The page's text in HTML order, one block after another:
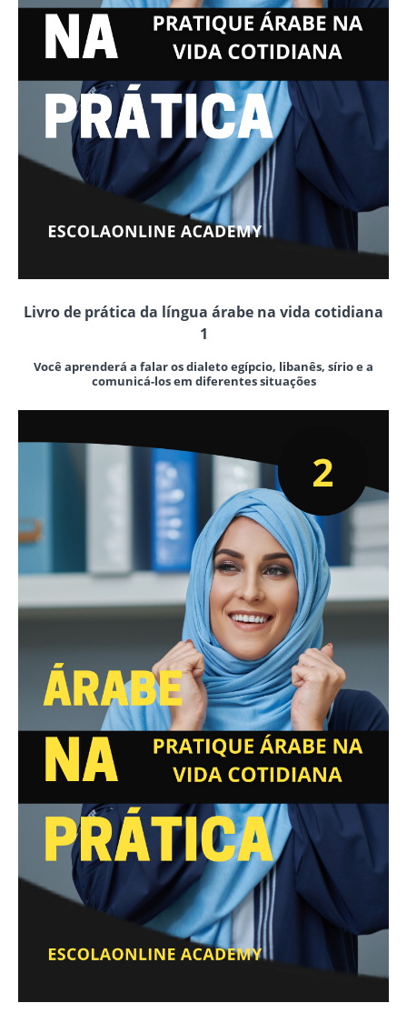
Livro de prática da língua árabe na vida cotidiana
1
Você aprenderá a falar os dialeto egípcio, libanês, sírio e a
comunicá-los em diferentes situações